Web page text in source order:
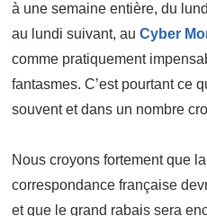
à une semaine entière, du
au lundi suivant, au Cyber
comme pratiquement
fantasmes. C’est pourtant ce
souvent et dans un nombre
Nous croyons fortement que
correspondance française
et que le grand rabais sera